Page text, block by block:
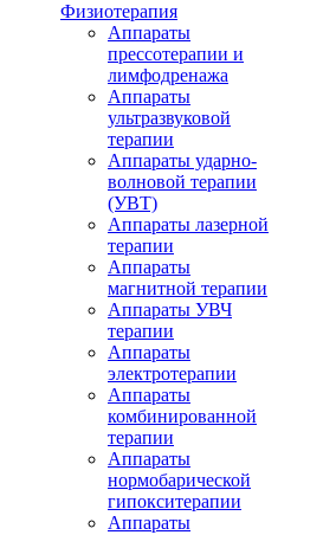
Физиотерапия
Аппараты
прессотерапии и
лимфодренажа
Аппараты
ультразвуковой
терапии
Аппараты ударно-
волновой терапии
(УВТ)
Аппараты лазерной
терапии
Аппараты
магнитной терапии
Аппараты УВЧ
терапии
Аппараты
электротерапии
Аппараты
комбинированной
терапии
Аппараты
нормобарической
гипокситерапии
Аппараты